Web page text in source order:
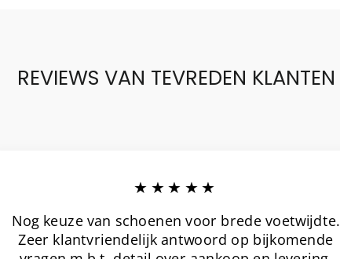
REVIEWS VAN TEVREDEN KLANTEN
★★★★★
Nog keuze van schoenen voor brede voetwijdte.
Zeer klantvriendelijk antwoord op bijkomende